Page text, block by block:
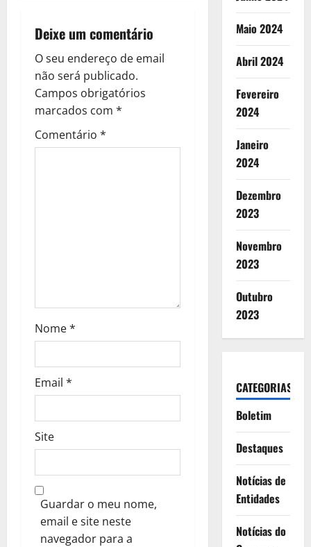
ç
ã
o
d
e
o
s
Deixe um comentário
O seu endereço de email
não será publicado.
Campos obrigatórios
marcados com *
Comentário *
Nome*
Email *
Site
Guardar o meu nome,
email e site neste
navegador para a
Maio 2024
Abril 2024
Fevereiro
2024
Janeiro
2024
Dezembro
2023
Novembro
2023
Outubro
2023
CATEGORIAS
Boletim
Destaques
Notícias de
Entidades
Notícias do